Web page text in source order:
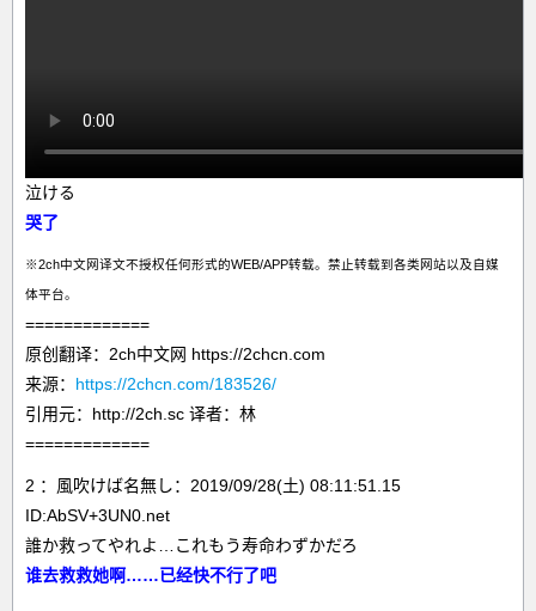
泣ける
哭了
※2ch中文网译文不授权任何形式的WEB/APP转载。禁止转载到各类网站以及自媒
体平台。
=============
原创翻译：2ch中文网 https://2chcn.com
来源： https://2chcn.com/183526/
引用元：http://2ch.sc 译者：林
=============
2 ：風吹けば名無し：2019/09/28(土) 08:11:51.15
ID:AbSV+3UN0.net
誰か救ってやれよ…これもう寿命わずかだろ
谁去救救她啊……已经快不行了吧